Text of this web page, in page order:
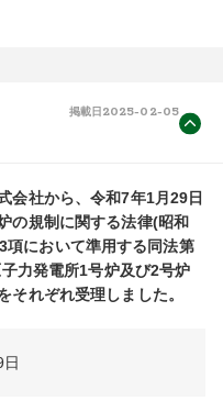
掲載日 2025-02-05
会社から、令和7年1月29日
の規制に関する法律(昭和
において準用する同法第
力発電所1号炉及び2号炉
それぞれ受理しました。